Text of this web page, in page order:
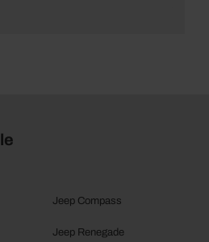
Jeep Compass
Jeep Renegade